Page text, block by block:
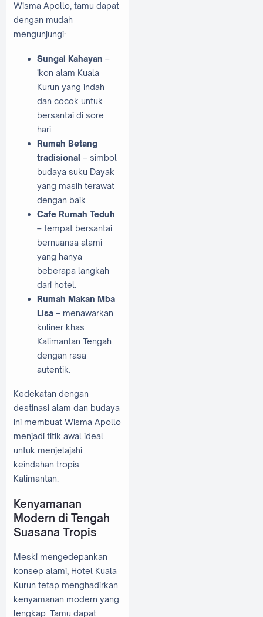
Wisma Apollo, tamu dapat
dengan mudah
mengunjungi:
Sungai Kahayan –
ikon alam Kuala
Kurun yang indah
dan cocok untuk
bersantai di sore
hari.
Rumah Betang
tradisional – simbol
budaya suku Dayak
yang masih terawat
dengan baik.
Cafe Rumah Teduh
– tempat bersantai
bernuansa alami
yang hanya
beberapa langkah
dari hotel.
Rumah Makan Mba
Lisa – menawarkan
kuliner khas
Kalimantan Tengah
dengan rasa
autentik.
Kedekatan dengan
destinasi alam dan budaya
ini membuat Wisma Apollo
menjadi titik awal ideal
untuk menjelajahi
keindahan tropis
Kalimantan.
Kenyamanan
Modern di Tengah
Suasana Tropis
Meski mengedepankan
konsep alami, Hotel Kuala
Kurun tetap menghadirkan
kenyamanan modern yang
lengkap. Tamu dapat